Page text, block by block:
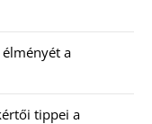
a
tippei a